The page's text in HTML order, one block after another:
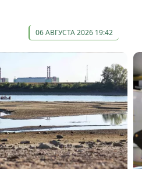
06 АВГУСТА 2026 19:42